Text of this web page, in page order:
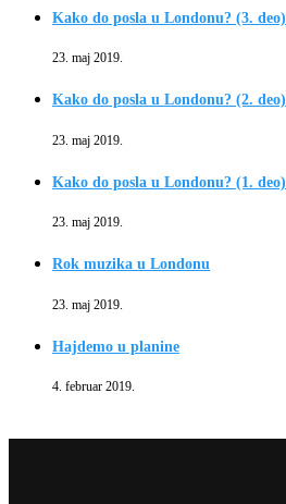
Kako do posla u Londonu? (3. deo)
23. maj 2019.
Kako do posla u Londonu? (2. deo)
23. maj 2019.
Kako do posla u Londonu? (1. deo)
23. maj 2019.
Rok muzika u Londonu
23. maj 2019.
Hajdemo u planine
4. februar 2019.